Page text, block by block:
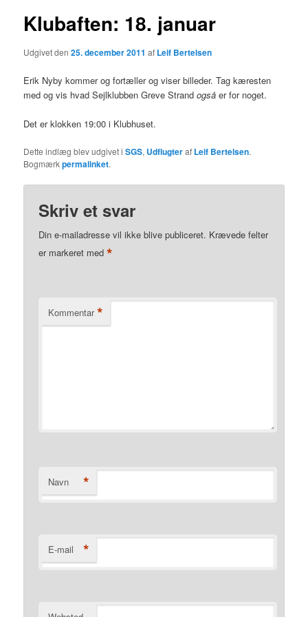
Klubaften: 18. januar
Udgivet den25. december 2011 af Leif Bertelsen
Erik Nyby kommer og fortæller og viser billeder. Tag kæresten
med og vis hvad Sejlklubben Greve Strandogsåer for noget.
Det er klokken 19:00 i Klubhuset.
Dette indlæg blev udgivet iSGS, Udflugteraf Leif Bertelsen.
Bogmærkpermalinket.
Skriv et svar
Din e-mailadresse vil ikke blive publiceret. Krævede felter
er markeret med*
Kommentar *
Navn *
E-mail *